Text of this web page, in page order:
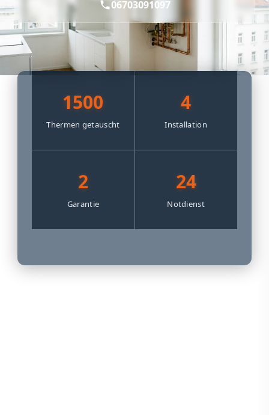
06703091097
1500
Thermen getauscht
4
Installation
2
Garantie
24
Notdienst